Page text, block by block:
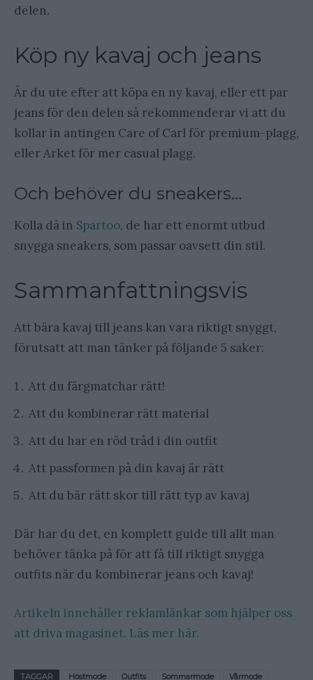
delen.
Köp ny kavaj och jeans
Är du ute efter att köpa en ny kavaj, eller ett par
jeans för den delen så rekommenderar vi att du
kollar in antingen Care of Carl för premium-plagg,
eller Arket för mer casual plagg.
Och behöver du sneakers…
Kolla då in Spartoo, de har ett enormt utbud
snygga sneakers, som passar oavsett din stil.
Sammanfattningsvis
Att bära kavaj till jeans kan vara riktigt snyggt,
förutsatt att man tänker på följande 5 saker:
Att du färgmatchar rätt!
Att du kombinerar rätt material
Att du har en röd tråd i din outfit
Att passformen på din kavaj är rätt
Att du bär rätt skor till rätt typ av kavaj
Där har du det, en komplett guide till allt man
behöver tänka på för att få till riktigt snygga
outfits när du kombinerar jeans och kavaj!
Artikeln innehåller reklamlänkar som hjälper oss
att driva magasinet. Läs mer här.
TAGGAR Höstmode Outfits Sommarmode Vårmode